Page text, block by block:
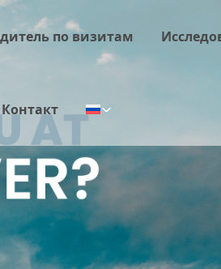
по визитам
Контакт